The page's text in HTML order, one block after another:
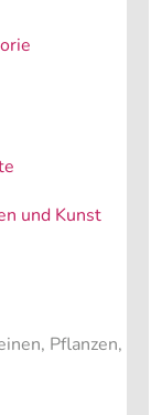
und Kunst
Pflanzen,